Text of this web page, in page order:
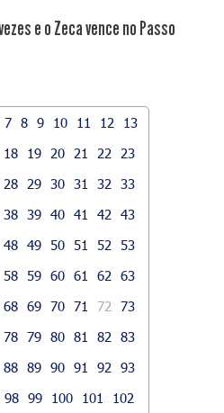
e o Zeca vence no Passo
7 8 9 10 11 12
13
18 19 20 21 22
23
28 29 30 31 32
33
38 39 40 41 42
43
48 49 50 51 52
53
58 59 60 61 62
63
68 69 70 71 72
73
78 79 80 81 82
83
88 89 90 91 92
93
98 99 100 101
102